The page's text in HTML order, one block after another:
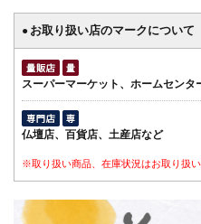
● お取り扱い店のマークについて
スーパーマーケット、ホームセンタ
仏壇店、百貨店、土産店など
※取り扱い商品、在庫状況はお取り扱い